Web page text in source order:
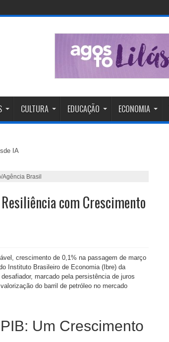
CULTURA EDUCAÇÃO ECONOMIA
Agência Brasil
com Crescimento
crescimento de 0,1% na passagem de março
Instituto Brasileiro de Economia (Ibre) da
marcado pela persistência de juros
do barril de petróleo no mercado
Um Crescimento